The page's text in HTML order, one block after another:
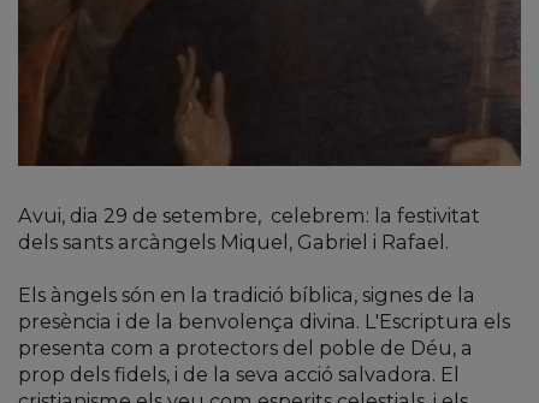
Avui, dia 29 de setembre, celebrem: la festivitat
dels sants arcàngels Miquel, Gabriel i Rafael.
Els àngels són en la tradició bíblica, signes de la
presència i de la benvolença divina. L'Escriptura els
presenta com a protectors del poble de Déu, a
prop dels fidels, i de la seva acció salvadora. El